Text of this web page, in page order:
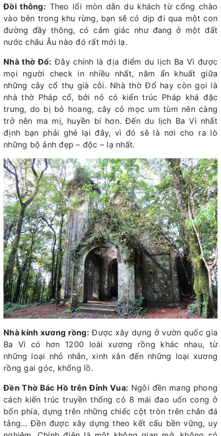
Đồi thông: Theo lối mòn dẫn du khách từ cổng chào
vào bên trong khu rừng, bạn sẽ có dịp đi qua một con
đường đầy thông, có cảm giác như đang ở một đất
nước châu Âu nào đó rất mới lạ.
Nhà thờ Đổ: Đây chính là địa điểm du lịch Ba Vì được
mọi người check in nhiều nhất, nằm ẩn khuất giữa
những cây cổ thụ già cỗi. Nhà thờ Đổ hay còn gọi là
nhà thờ Pháp cổ, bởi nó có kiến trúc Pháp khá đặc
trưng, do bị bỏ hoang, cây cỏ mọc um tùm nên càng
trở nên ma mị, huyền bí hơn. Đến du lịch Ba Vì nhất
định bạn phải ghé lại đây, vì đó sẽ là nơi cho ra lò
những bộ ảnh đẹp – độc – lạ nhất.
Nhà kính xương rồng: Được xây dựng ở vườn quốc gia
Ba Vì có hơn 1200 loài xương rồng khác nhau, từ
những loại nhỏ nhắn, xinh xắn đến những loại xương
rồng gai góc, khổng lồ.
Đền Thờ Bác Hồ trên Đỉnh Vua: Ngôi đền mang phong
cách kiến trúc truyền thống có 8 mái đao uốn cong ở
bốn phía, dựng trên những chiếc cột tròn trên chân đá
tảng… Đền được xây dựng theo kết cấu bền vững, uy